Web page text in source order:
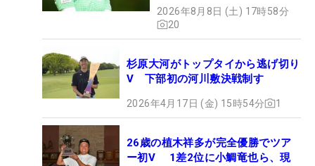
2026年8月8日 (土) 17時58分
20
杉原大河がトップタイから逃げ切り
V 下部初の河川敷決戦制す
2026年4月17日 (金) 15時54分 1
26歳の植木祥多が完全優勝でツア
ー初V 1差2位に小鯛竜也ら、現